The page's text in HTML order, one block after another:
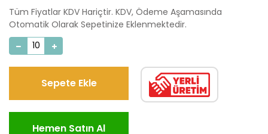
Tüm Fiyatlar KDV Hariçtir. KDV, Ödeme Aşamasında
Otomatik Olarak Sepetinize Eklenmektedir.
Sepete Ekle
Hemen Satın Al